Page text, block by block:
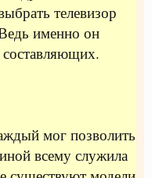
телевизор
именно он
мог позволить
всему служила